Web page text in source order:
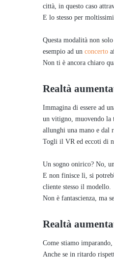
città, in questo caso
E lo stesso per
Questa modalità non
esempio ad un concerto
Non ti è ancora chiaro
Realtà
Immagina di essere ad
un vitigno, muovendo la
allunghi una mano e dal
Togli il VR ed eccoti di
Un sogno onirico? No,
E non finisce lì, si
cliente stesso il modello.
Non è fantascienza, ma
Realtà
Come stiamo
Anche se in ritardo